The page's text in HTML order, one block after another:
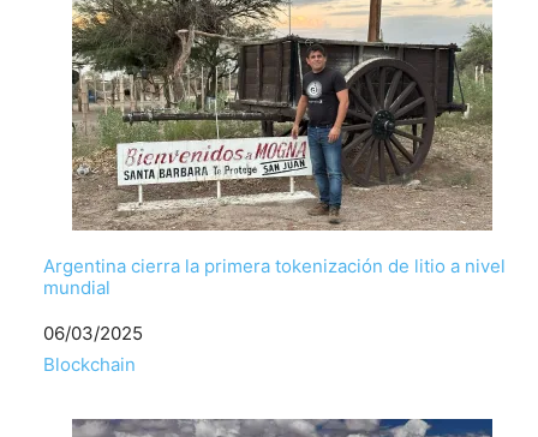
Argentina cierra la primera tokenización de litio a nivel
mundial
Fecha
06/03/2025
Respecto a
Blockchain